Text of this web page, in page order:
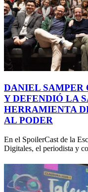
DANIEL SAMPER
Y DEFENDIÓ LA
HERRAMIENTA
AL PODER
En el SpoilerCast de la
Digitales, el periodista y